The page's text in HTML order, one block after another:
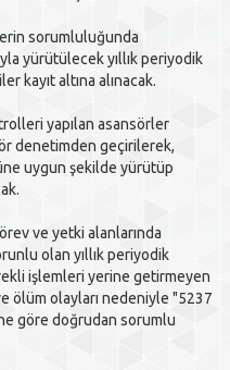
sorumluluğunda
yürütülecek yıllık periyodik
kayıt altına alınacak.
yapılan asansörler
denetimden geçirilerek,
uygun şekilde yürütüp
ve yetki alanlarında
olan yıllık periyodik
işlemleri yerine getirmeyen
ölüm olayları nedeniyle "5237
göre doğrudan sorumlu